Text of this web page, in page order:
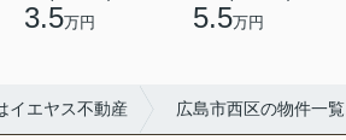
3.5万円 5.5万円
イエヤス不動産 広島市西区の物件一覧